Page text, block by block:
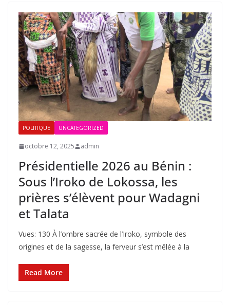
POLITIQUE UNCATEGORIZED
octobre 12, 2025 admin
Présidentielle 2026 au Bénin :
Sous l’Iroko de Lokossa, les
prières s’élèvent pour Wadagni
et Talata
Vues: 130 À l’ombre sacrée de l’Iroko, symbole des
origines et de la sagesse, la ferveur s’est mêlée à la
Read More